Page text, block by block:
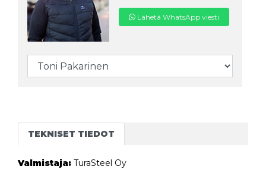
Lähetä WhatsApp viesti
TEKNISET TIEDOT
Valmistaja: TuraSteel Oy